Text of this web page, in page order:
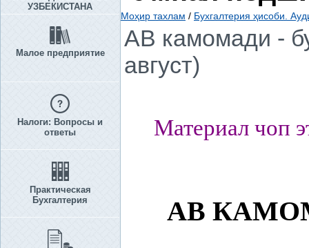
УЗБЕКИСТАНА
Малое предприятие
Налоги: Вопросы и
ответы
Практическая
Бухгалтерия
Моҳир тахлам / Бухгалтерия ҳисоби.
АВ камомади -
август)
Материал чоп
АВ